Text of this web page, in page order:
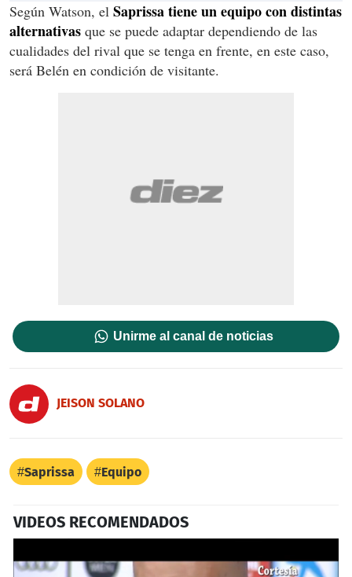
Según Watson, el Saprissa tiene un equipo con distintas
alternativas que se puede adaptar dependiendo de las
cualidades del rival que se tenga en frente, en este caso,
será Belén en condición de visitante.
Unirme al canal de noticias
JEISON SOLANO
Saprissa Equipo
VIDEOS RECOMENDADOS